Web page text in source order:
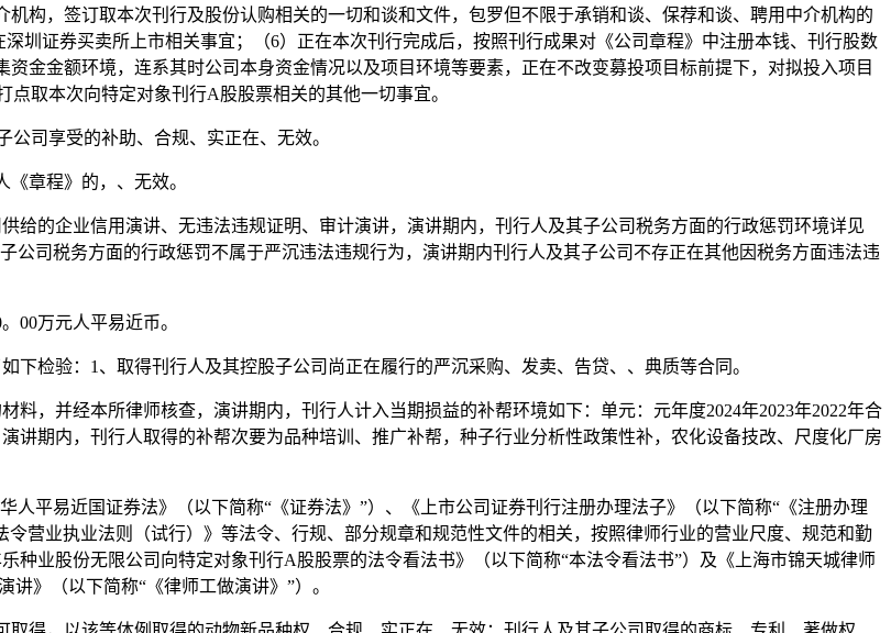
构，签订取本次刊行及股份认购相关的一切和谈和文件，包罗但不限于承销和谈、保荐和谈、聘用中介机构的
圳证券买卖所上市相关事宜；（6）正在本次刊行完成后，按照刊行成果对《公司章程》中注册本钱、刊行股数
金金额环境，连系其时公司本身资金情况以及项目环境等要素，正在不改变募投项目标前提下，对拟投入项目
取本次向特定对象刊行A股股票相关的其他一切事宜。
司享受的补助、合规、实正在、无效。
章程》的，、无效。
的企业信用演讲、无违法违规证明、审计演讲，演讲期内，刊行人及其子公司税务方面的行政惩罚环境详见
公司税务方面的行政惩罚不属于严沉违法违规行为，演讲期内刊行人及其子公司不存正在其他因税务方面违法违
00万元人平易近币。
检验：1、取得刊行人及其控股子公司尚正在履行的严沉采购、发卖、告贷、、典质等合同。
并经本所律师核查，演讲期内，刊行人计入当期损益的补帮环境如下：单元：元年度2024年2023年2022年合
演讲期内，刊行人取得的补帮次要为品种培训、推广补帮，种子行业分析性政策性补，农化设备技改、尺度化厂房
平易近国证券法》（以下简称“《证券法》”）、《上市公司证券刊行注册办理法子》（以下简称“《注册办理
营业执业法则（试行）》等法令、行规、部分规章和规范性文件的相关，按照律师行业的营业尺度、规范和勤
种业股份无限公司向特定对象刊行A股股票的法令看法书》（以下简称“本法令看法书”）及《上海市锦天城律师
》（以下简称“《律师工做演讲》”）。